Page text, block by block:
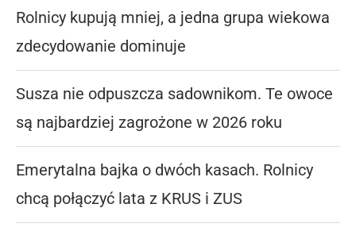
Rolnicy kupują mniej, a jedna grupa wiekowa
zdecydowanie dominuje
Susza nie odpuszcza sadownikom. Te owoce
są najbardziej zagrożone w 2026 roku
Emerytalna bajka o dwóch kasach. Rolnicy
chcą połączyć lata z KRUS i ZUS